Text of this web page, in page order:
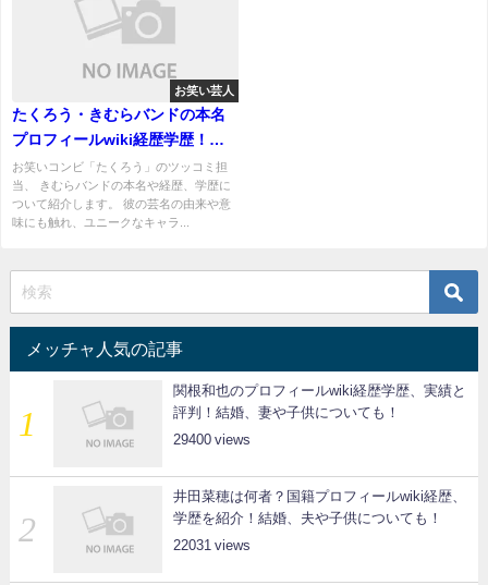
お笑い芸人
たくろう・きむらバンドの本名
プロフィールwiki経歴学歴！芸
名の由来や意味は？
お笑いコンビ「たくろう」のツッコミ担
当、 きむらバンドの本名や経歴、学歴に
ついて紹介します。 彼の芸名の由来や意
味にも触れ、ユニークなキャラ...
メッチャ人気の記事
関根和也のプロフィールwiki経歴学歴、実績と
評判！結婚、妻や子供についても！
29400
井田菜穂は何者？国籍プロフィールwiki経歴、
学歴を紹介！結婚、夫や子供についても！
22031